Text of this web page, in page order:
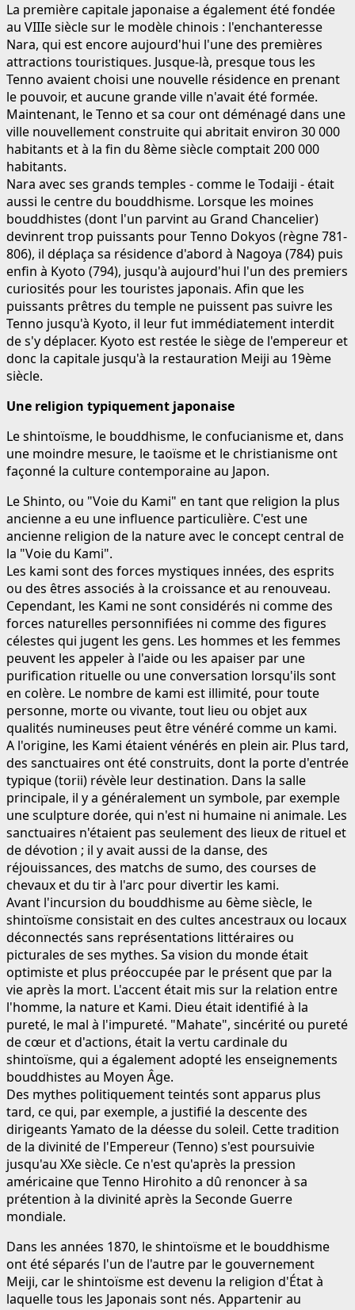
La première capitale japonaise a également été fondée
au VIIIe siècle sur le modèle chinois : l'enchanteresse
Nara, qui est encore aujourd'hui l'une des premières
attractions touristiques. Jusque-là, presque tous les
Tenno avaient choisi une nouvelle résidence en prenant
le pouvoir, et aucune grande ville n'avait été formée.
Maintenant, le Tenno et sa cour ont déménagé dans une
ville nouvellement construite qui abritait environ 30 000
habitants et à la fin du 8ème siècle comptait 200 000
habitants.
Nara avec ses grands temples - comme le Todaiji - était
aussi le centre du bouddhisme. Lorsque les moines
bouddhistes (dont l'un parvint au Grand Chancelier)
devinrent trop puissants pour Tenno Dokyos (règne 781-
806), il déplaça sa résidence d'abord à Nagoya (784) puis
enfin à Kyoto (794), jusqu'à aujourd'hui l'un des premiers
curiosités pour les touristes japonais. Afin que les
puissants prêtres du temple ne puissent pas suivre les
Tenno jusqu'à Kyoto, il leur fut immédiatement interdit
de s'y déplacer. Kyoto est restée le siège de l'empereur et
donc la capitale jusqu'à la restauration Meiji au 19ème
siècle.
Une religion typiquement japonaise
Le shintoïsme, le bouddhisme, le confucianisme et, dans
une moindre mesure, le taoïsme et le christianisme ont
façonné la culture contemporaine au Japon.
Le Shinto, ou "Voie du Kami" en tant que religion la plus
ancienne a eu une influence particulière. C'est une
ancienne religion de la nature avec le concept central de
la "Voie du Kami".
Les kami sont des forces mystiques innées, des esprits
ou des êtres associés à la croissance et au renouveau.
Cependant, les Kami ne sont considérés ni comme des
forces naturelles personnifiées ni comme des figures
célestes qui jugent les gens. Les hommes et les femmes
peuvent les appeler à l'aide ou les apaiser par une
purification rituelle ou une conversation lorsqu'ils sont
en colère. Le nombre de kami est illimité, pour toute
personne, morte ou vivante, tout lieu ou objet aux
qualités numineuses peut être vénéré comme un kami.
A l'origine, les Kami étaient vénérés en plein air. Plus tard,
des sanctuaires ont été construits, dont la porte d'entrée
typique (torii) révèle leur destination. Dans la salle
principale, il y a généralement un symbole, par exemple
une sculpture dorée, qui n'est ni humaine ni animale. Les
sanctuaires n'étaient pas seulement des lieux de rituel et
de dévotion ; il y avait aussi de la danse, des
réjouissances, des matchs de sumo, des courses de
chevaux et du tir à l'arc pour divertir les kami.
Avant l'incursion du bouddhisme au 6ème siècle, le
shintoïsme consistait en des cultes ancestraux ou locaux
déconnectés sans représentations littéraires ou
picturales de ses mythes. Sa vision du monde était
optimiste et plus préoccupée par le présent que par la
vie après la mort. L'accent était mis sur la relation entre
l'homme, la nature et Kami. Dieu était identifié à la
pureté, le mal à l'impureté. "Mahate", sincérité ou pureté
de cœur et d'actions, était la vertu cardinale du
shintoïsme, qui a également adopté les enseignements
bouddhistes au Moyen Âge.
Des mythes politiquement teintés sont apparus plus
tard, ce qui, par exemple, a justifié la descente des
dirigeants Yamato de la déesse du soleil. Cette tradition
de la divinité de l'Empereur (Tenno) s'est poursuivie
jusqu'au XXe siècle. Ce n'est qu'après la pression
américaine que Tenno Hirohito a dû renoncer à sa
prétention à la divinité après la Seconde Guerre
mondiale.
Dans les années 1870, le shintoïsme et le bouddhisme
ont été séparés l'un de l'autre par le gouvernement
Meiji, car le shintoïsme est devenu la religion d'État à
laquelle tous les Japonais sont nés. Appartenir au